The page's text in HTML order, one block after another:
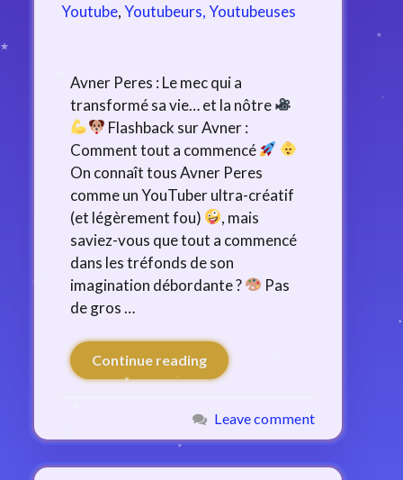
Youtube,Youtubeurs, Youtubeuses
Avner Peres : Le mec qui a
transformé sa vie… et la nôtre
Flashback sur Avner :
Comment tout a commencé
On connaît tous Avner Peres
comme un YouTuber ultra-créatif
(et légèrement fou)
, mais
saviez-vous que tout a commencé
dans les tréfonds de son
imagination débordante ?
Pas
de gros …
Continue reading
Leave comment